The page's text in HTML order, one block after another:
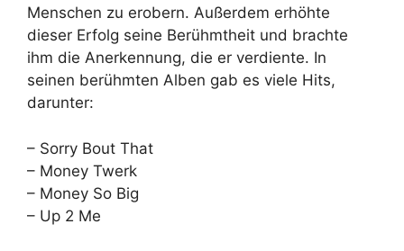
Menschen zu erobern. Außerdem erhöhte
dieser Erfolg seine Berühmtheit und brachte
ihm die Anerkennung, die er verdiente. In
seinen berühmten Alben gab es viele Hits,
darunter:
– Sorry Bout That
– Money Twerk
– Money So Big
– Up 2 Me